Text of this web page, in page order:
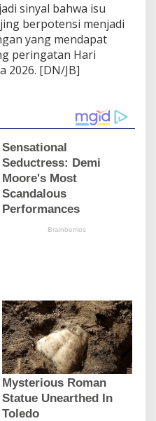
sinyal bahwa isu
berpotensi menjadi
yang mendapat
peringatan Hari
2026. [DN/JB]